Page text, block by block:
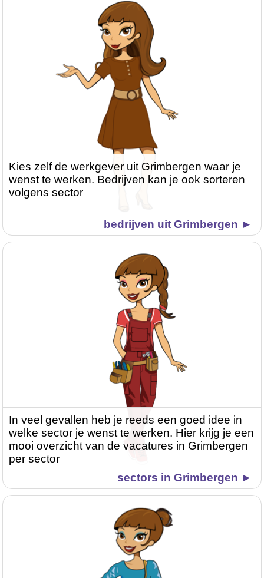
Kies zelf de werkgever uit Grimbergen waar je
wenst te werken. Bedrijven kan je ook sorteren
volgens sector
bedrijven uit Grimbergen ►
In veel gevallen heb je reeds een goed idee in
welke sector je wenst te werken. Hier krijg je een
mooi overzicht van de vacatures in Grimbergen
per sector
sectors in Grimbergen ►